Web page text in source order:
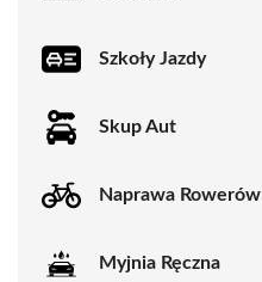
Szkoły Jazdy
Skup Aut
Naprawa Rowerów
Myjnia Ręczna